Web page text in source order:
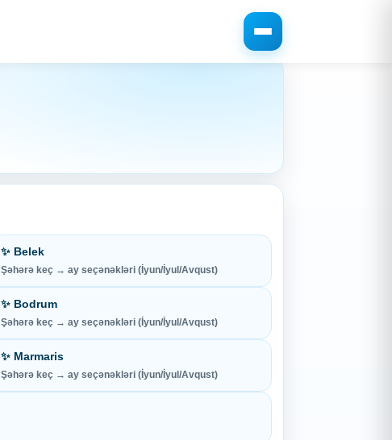
✨ Belek
Şəhərə keç → ay seçənəkləri (İyun/İyul/Avqust)
✨ Bodrum
Şəhərə keç → ay seçənəkləri (İyun/İyul/Avqust)
✨ Marmaris
Şəhərə keç → ay seçənəkləri (İyun/İyul/Avqust)